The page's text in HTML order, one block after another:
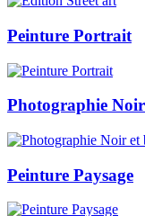
Peinture Portrait
Photographie
Peinture Paysage